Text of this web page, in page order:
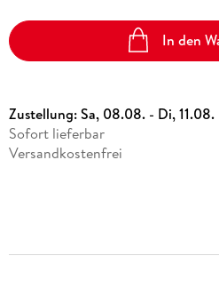
In den
Zustellung:Sa, 08.08. - Di, 11.08.
Sofort lieferbar
Versandkostenfrei